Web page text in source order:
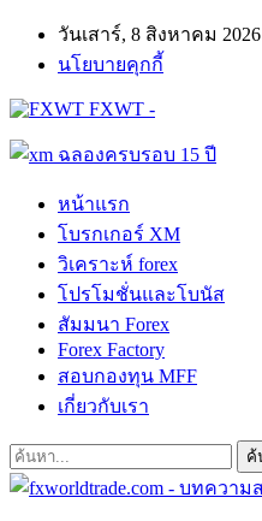
วันเสาร์, 8 สิงหาคม 2026
นโยบายคุกกี้
FXWT -
หน้าแรก
โบรกเกอร์ XM
วิเคราะห์ forex
โปรโมชั่นและโบนัส
สัมมนา Forex
Forex Factory
สอบกองทุน MFF
เกี่ยวกับเรา